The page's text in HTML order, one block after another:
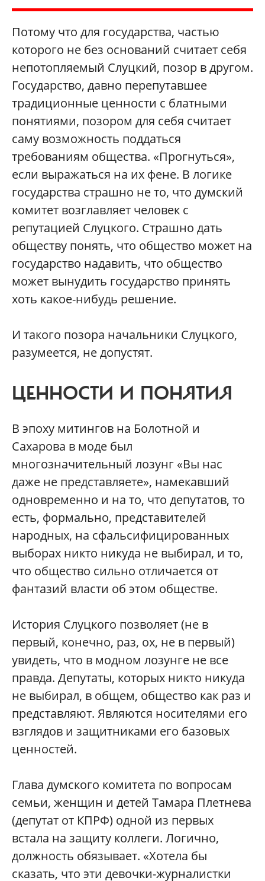
Потому что для государства, частью
которого не без оснований считает себя
непотопляемый Слуцкий, позор в другом.
Государство, давно перепутавшее
традиционные ценности с блатными
понятиями, позором для себя считает
саму возможность поддаться
требованиям общества. «Прогнуться»,
если выражаться на их фене. В логике
государства страшно не то, что думский
комитет возглавляет человек с
репутацией Слуцкого. Страшно дать
обществу понять, что общество может на
государство надавить, что общество
может вынудить государство принять
хоть какое-нибудь решение.
И такого позора начальники Слуцкого,
разумеется, не допустят.
ЦЕННОСТИ И ПОНЯТИЯ
В эпоху митингов на Болотной и
Сахарова в моде был
многозначительный лозунг «Вы нас
даже не представляете», намекавший
одновременно и на то, что депутатов, то
есть, формально, представителей
народных, на сфальсифицированных
выборах никто никуда не выбирал, и то,
что общество сильно отличается от
фантазий власти об этом обществе.
История Слуцкого позволяет (не в
первый, конечно, раз, ох, не в первый)
увидеть, что в модном лозунге не все
правда. Депутаты, которых никто никуда
не выбирал, в общем, общество как раз и
представляют. Являются носителями его
взглядов и защитниками его базовых
ценностей.
Глава думского комитета по вопросам
семьи, женщин и детей Тамара Плетнева
(депутат от КПРФ) одной из первых
встала на защиту коллеги. Логично,
должность обязывает. «Хотела бы
сказать, что эти девочки-журналистки